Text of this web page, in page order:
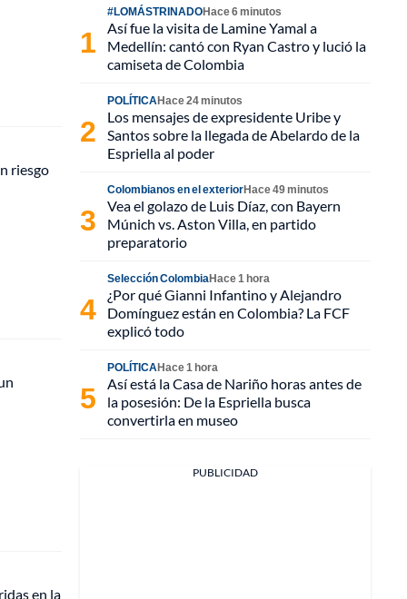
riesgo
en la
#LOMÁSTRINADOHace 6 minutos
Así fue la visita de Lamine Yamal a
Medellín: cantó con Ryan Castro y lució la
camiseta de Colombia
POLÍTICAHace 24 minutos
Los mensajes de expresidente Uribe y
Santos sobre la llegada de Abelardo de la
Espriella al poder
Colombianos en el exteriorHace 49 minutos
Vea el golazo de Luis Díaz, con Bayern
Múnich vs. Aston Villa, en partido
preparatorio
Selección ColombiaHace 1 hora
¿Por qué Gianni Infantino y Alejandro
Domínguez están en Colombia? La FCF
explicó todo
POLÍTICAHace 1 hora
Así está la Casa de Nariño horas antes de
la posesión: De la Espriella busca
convertirla en museo
PUBLICIDAD